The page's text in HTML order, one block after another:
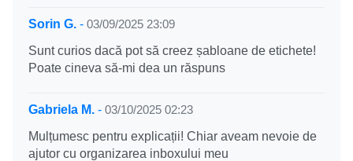
Sorin G. - 03/09/2025 23:09
Sunt curios dacă pot să creez șabloane de etichete!
Poate cineva să-mi dea un răspuns
Gabriela M. - 03/10/2025 02:23
Mulțumesc pentru explicații! Chiar aveam nevoie de
ajutor cu organizarea inboxului meu